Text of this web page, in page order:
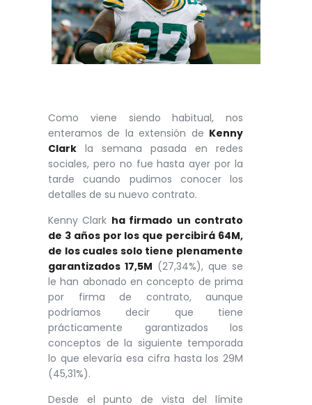
Como viene siendo habitual, nos
enteramos de la extensión de Kenny
Clark la semana pasada en redes
sociales, pero no fue hasta ayer por la
tarde cuando pudimos conocer los
detalles de su nuevo contrato.
Kenny Clark ha firmado un contrato
de 3 años por los que percibirá 64M,
de los cuales solo tiene plenamente
garantizados 17,5M (27,34%), que se
le han abonado en concepto de prima
por firma de contrato, aunque
podríamos decir que tiene
prácticamente garantizados los
conceptos de la siguiente temporada
lo que elevaría esa cifra hasta los 29M
(45,31%).
Desde el punto de vista del límite